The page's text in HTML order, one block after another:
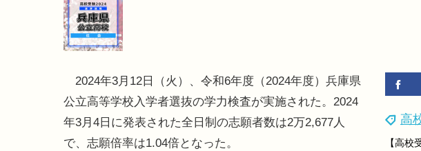
高
2024年3月12日（火）、令和6年度（2024年度）兵庫県
公立高等学校入学者選抜の学力検査が実施された。2024
年3月4日に発表された全日制の志願者数は2万2,677人
で、志願倍率は1.04倍となった。